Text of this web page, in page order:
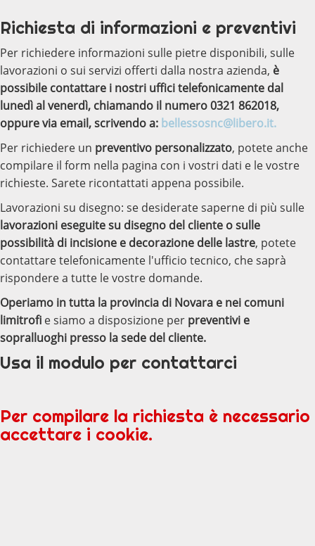
Richiesta di informazioni e preventivi
Per richiedere informazioni sulle pietre disponibili, sulle
lavorazioni o sui servizi offerti dalla nostra azienda, è
possibile contattare i nostri uffici telefonicamente dal
lunedì al venerdì, chiamando il numero 0321 862018,
oppure via email, scrivendo a: bellessosnc@libero.it.
Per richiedere un preventivo personalizzato, potete anche
compilare il form nella pagina con i vostri dati e le vostre
richieste. Sarete ricontattati appena possibile.
Lavorazioni su disegno: se desiderate saperne di più sulle
lavorazioni eseguite su disegno del cliente o sulle
possibilità di incisione e decorazione delle lastre, potete
contattare telefonicamente l'ufficio tecnico, che saprà
rispondere a tutte le vostre domande.
Operiamo in tutta la provincia di Novara e nei comuni
limitrofi e siamo a disposizione per preventivi e
sopralluoghi presso la sede del cliente.
Usa il modulo per contattarci
Per compilare la richiesta è necessario
accettare i cookie.